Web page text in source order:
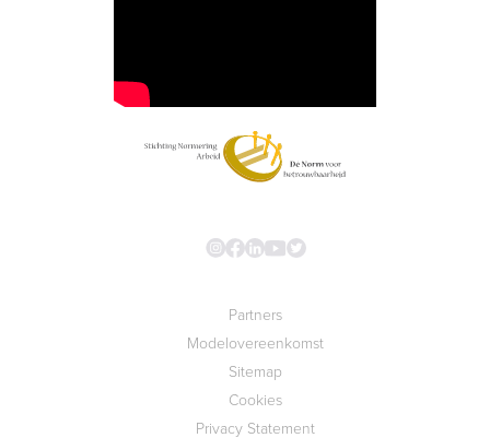
Privacy Statement
Cookies
Sitemap
Modelovereenkomst
Partners